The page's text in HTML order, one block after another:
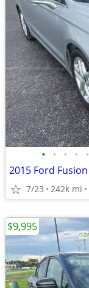
• • • • •
7/23 242k mi
$9,995